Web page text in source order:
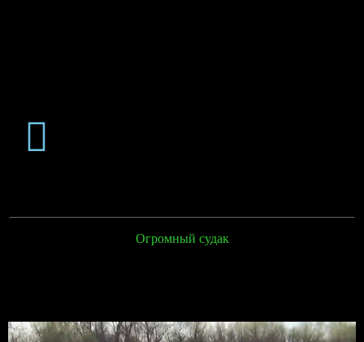
Огромный судак